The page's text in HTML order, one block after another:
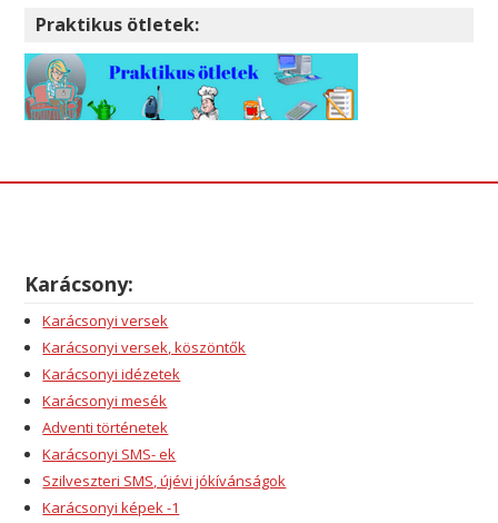
Praktikus ötletek:
Karácsony:
Karácsonyi versek
Karácsonyi versek, köszöntők
Karácsonyi idézetek
Karácsonyi mesék
Adventi történetek
Karácsonyi SMS- ek
Szilveszteri SMS, újévi jókívánságok
Karácsonyi képek -1